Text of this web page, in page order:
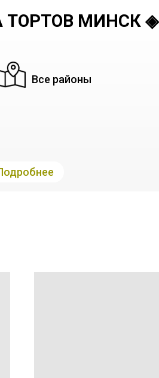
ТОРТОВ МИНСК ◈
Все районы